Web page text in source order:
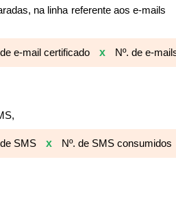
na linha referente aos e-mails
e-mail certificado x Nº. de e-
SMS x Nº. de SMS consumidos